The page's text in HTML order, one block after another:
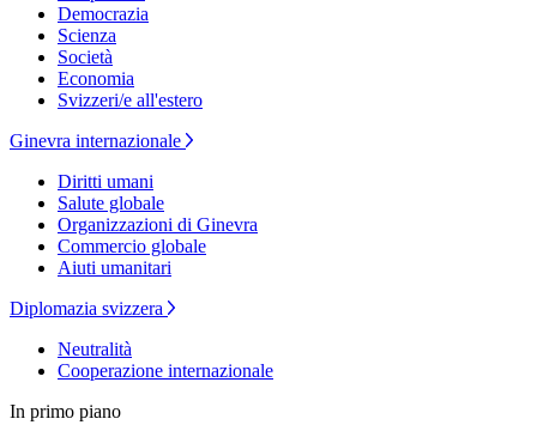
Democrazia
Scienza
Società
Economia
Svizzeri/e all'estero
Ginevra internazionale
Diritti umani
Salute globale
Organizzazioni di Ginevra
Commercio globale
Aiuti umanitari
Diplomazia svizzera
Neutralità
Cooperazione internazionale
In primo piano